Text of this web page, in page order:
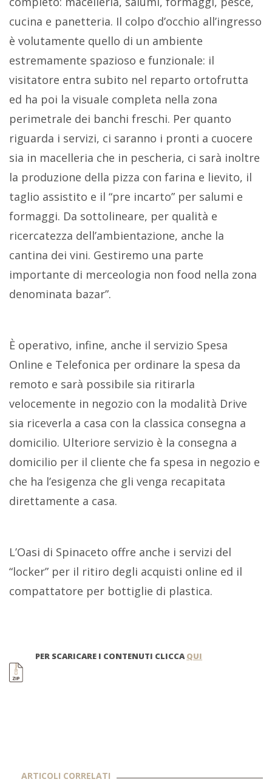
cucina e panetteria. Il colpo d’occhio all’ingresso
è volutamente quello di un ambiente
estremamente spazioso e funzionale: il
visitatore entra subito nel reparto ortofrutta
ed ha poi la visuale completa nella zona
perimetrale dei banchi freschi. Per quanto
riguarda i servizi, ci saranno i pronti a cuocere
sia in macelleria che in pescheria, ci sarà inoltre
la produzione della pizza con farina e lievito, il
taglio assistito e il “pre incarto” per salumi e
formaggi. Da sottolineare, per qualità e
ricercatezza dell’ambientazione, anche la
cantina dei vini. Gestiremo una parte
importante di merceologia non food nella zona
denominata bazar”.
È operativo, infine, anche il servizio Spesa
Online e Telefonica per ordinare la spesa da
remoto e sarà possibile sia ritirarla
velocemente in negozio con la modalità Drive
sia riceverla a casa con la classica consegna a
domicilio. Ulteriore servizio è la consegna a
domicilio per il cliente che fa spesa in negozio e
che ha l’esigenza che gli venga recapitata
direttamente a casa.
L’Oasi di Spinaceto offre anche i servizi del
“locker” per il ritiro degli acquisti online ed il
compattatore per bottiglie di plastica.
PER SCARICARE I CONTENUTI CLICCAQUI
ARTICOLI CORRELATI